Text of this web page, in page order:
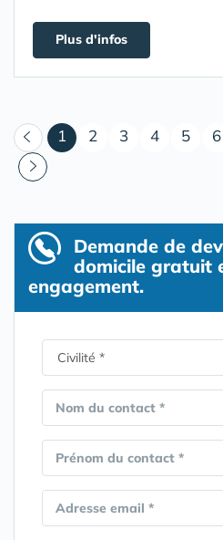
Plus d'infos
1 (courant)
2 3 4 5 6
Demande de
domicile gratuit
engagement.
Nom du contact *
Prénom du contact *
Adresse email *